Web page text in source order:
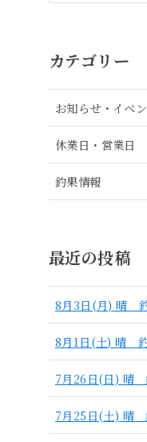
カテゴリー
お知らせ・イベ
休業日・営業日
釣果情報
最近の投稿
8月3日(月) 晴
8月1日(土) 晴
7月26日(日) 晴
7月25日(土) 晴